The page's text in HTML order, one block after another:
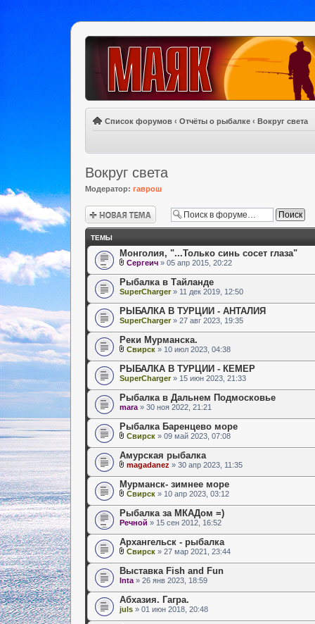
Список форумов ‹ Отчёты о рыбалке ‹ Вокруг света
Вокруг света
Модератор: гаврош
Новая тема
ТЕМЫ
Монголия, "...Только синь сосет глаза"
Сергеич » 05 апр 2015, 20:22
Рыбалка в Тайланде
SuperCharger» 11 дек 2019, 12:50
РЫБАЛКА В ТУРЦИИ - АНТАЛИЯ
SuperCharger» 27 авг 2023, 19:35
Реки Мурманска.
Свирск » 10 июл 2023, 04:38
РЫБАЛКА В ТУРЦИИ - КЕМЕР
SuperCharger» 15 июн 2023, 21:33
Рыбалка в Дальнем Подмосковье
mara » 30 ноя 2022, 21:21
Рыбалка Баренцево море
Свирск » 09 май 2023, 07:08
Амурская рыбалка
magadanez » 30 апр 2023, 11:35
Мурманск- зимнее море
Свирск » 10 апр 2023, 03:12
Рыбалка за МКАДом =)
Речной » 15 сен 2012, 16:52
Архангельск - рыбалка
Свирск » 27 мар 2021, 23:44
Выставка Fish and Fun
Inta » 26 янв 2023, 18:59
Абхазия. Гагра.
juls » 01 июн 2018, 20:48